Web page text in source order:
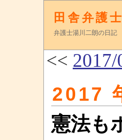
田舎弁護
弁護士湯川二朗の日記
<< 2017/
2017
憲法も